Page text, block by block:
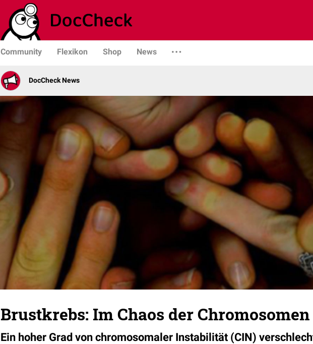
Community Flexikon Shop News
DocCheck News
Brustkrebs: Im Chaos der Chromosomen
Ein hoher Grad von chromosomaler Instabilität (CIN)